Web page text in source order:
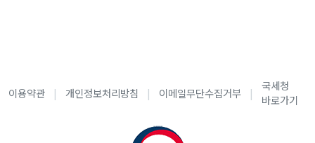
이용약관 개인정보처리방침 이메일무단수집거부
국세청
바로가기